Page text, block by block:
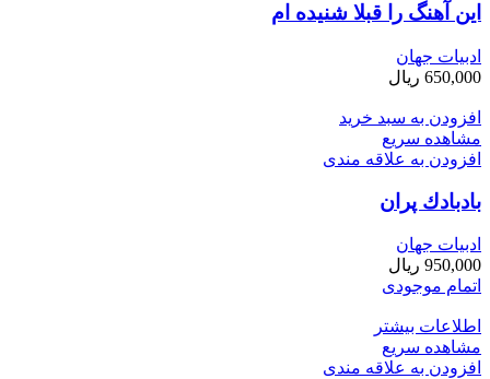
این آهنگ را قبلا شنیده ام
ادبیات جهان
650,000 ریال
افزودن به سبد خرید
مشاهده سریع
افزودن به علاقه مندی
بادبادك پران
ادبیات جهان
950,000 ریال
اتمام موجودی
اطلاعات بیشتر
مشاهده سریع
افزودن به علاقه مندی